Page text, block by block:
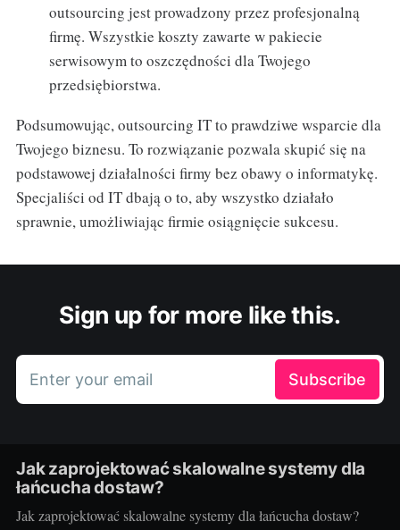
outsourcing jest prowadzony przez profesjonalną
firmę. Wszystkie koszty zawarte w pakiecie
serwisowym to oszczędności dla Twojego
przedsiębiorstwa.
Podsumowując, outsourcing IT to prawdziwe wsparcie dla
Twojego biznesu. To rozwiązanie pozwala skupić się na
podstawowej działalności firmy bez obawy o informatykę.
Specjaliści od IT dbają o to, aby wszystko działało
sprawnie, umożliwiając firmie osiągnięcie sukcesu.
Sign up for more like this.
Enter your email Subscribe
Jak zaprojektować skalowalne systemy dla
łańcucha dostaw?
Jak zaprojektować skalowalne systemy dla łańcucha dostaw?